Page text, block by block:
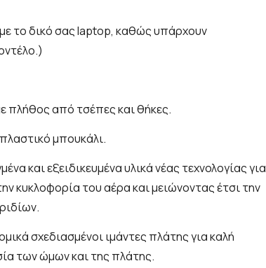
το δικό σας laptop, καθώς υπάρχουν
πλήθος από τσέπες και θήκες.
μπουκάλι.
και εξειδικευμένα υλικά νέας τεχνολογίας για
κυκλοφορία του αέρα και μειώνοντας έτσι την
σχεδιασμένοι ιμάντες πλάτης για καλή
των ώμων και της πλάτης.